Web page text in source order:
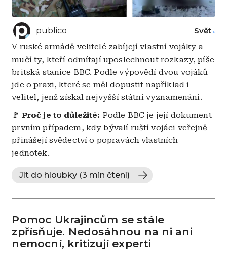
publico Svět
V ruské armádě velitelé zabíjejí vlastní vojáky a
mučí ty, kteří odmítají uposlechnout rozkazy, píše
britská stanice BBC. Podle výpovědí dvou vojáků
jde o praxi, které se měl dopustit například i
velitel, jenž získal nejvyšší státní vyznamenání.
🚩 Proč je to důležité: Podle BBC je její dokument
prvním případem, kdy bývalí ruští vojáci veřejně
přinášejí svědectví o popravách vlastních
jednotek.
Jít do hloubky (3 min čtení)
Pomoc Ukrajincům se stále
zpřísňuje. Nedosáhnou na ni ani
nemocní, kritizují experti